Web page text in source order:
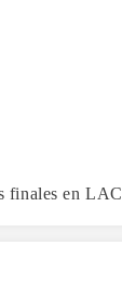
finales en LAC